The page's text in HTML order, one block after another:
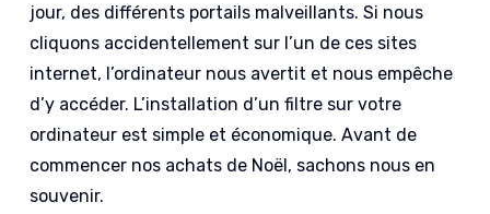
jour, des différents portails malveillants. Si nous
cliquons accidentellement sur l’un de ces sites
internet, l’ordinateur nous avertit et nous empêche
d’y accéder. L’installation d’un filtre sur votre
ordinateur est simple et économique. Avant de
commencer nos achats de Noël, sachons nous en
souvenir.